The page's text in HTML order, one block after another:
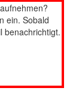
ein. Sobald
benachrichtigt.